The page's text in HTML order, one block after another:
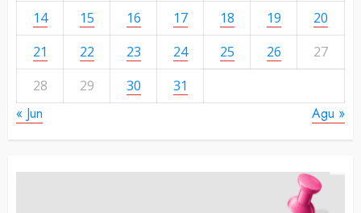
14
15 16 17 18 19
20
21
22 23 24 25 26
27
28
29 30 31
« Jun Agu »